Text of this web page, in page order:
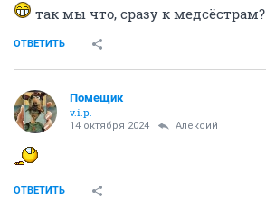
так мы что, сразу к медсёстрам?
ОТВЕТИТЬ
Помещик
v.i.p.
14 октября 2024 Алексий
ОТВЕТИТЬ